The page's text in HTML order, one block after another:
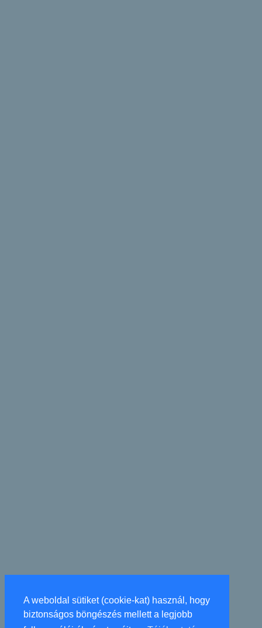
A weboldal sütiket (cookie-kat) használ, hogy
biztonságos böngészés mellett a legjobb